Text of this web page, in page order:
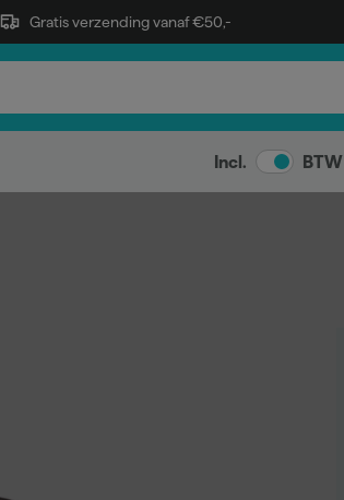
Gratis verzending vanaf €50,-
Incl. BTW